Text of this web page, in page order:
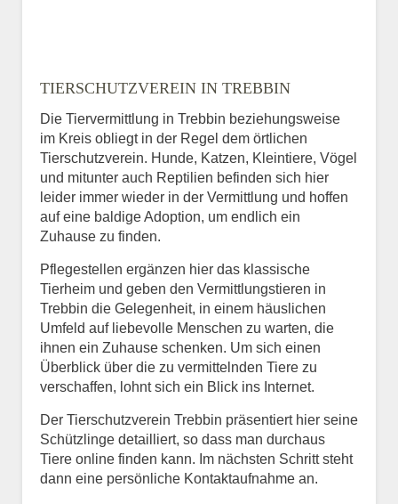
TIERSCHUTZVEREIN IN TREBBIN
Die Tiervermittlung in Trebbin beziehungsweise
im Kreis obliegt in der Regel dem örtlichen
Tierschutzverein. Hunde, Katzen, Kleintiere, Vögel
und mitunter auch Reptilien befinden sich hier
leider immer wieder in der Vermittlung und hoffen
auf eine baldige Adoption, um endlich ein
Zuhause zu finden.
Pflegestellen ergänzen hier das klassische
Tierheim und geben den Vermittlungstieren in
Trebbin die Gelegenheit, in einem häuslichen
Umfeld auf liebevolle Menschen zu warten, die
ihnen ein Zuhause schenken. Um sich einen
Überblick über die zu vermittelnden Tiere zu
verschaffen, lohnt sich ein Blick ins Internet.
Der Tierschutzverein Trebbin präsentiert hier seine
Schützlinge detailliert, so dass man durchaus
Tiere online finden kann. Im nächsten Schritt steht
dann eine persönliche Kontaktaufnahme an.